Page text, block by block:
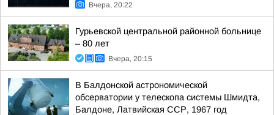
Вчера, 20:22
Гурьевской центральной районной больнице
– 80 лет
Вчера, 20:15
В Балдонской астрономической
обсерватории у телескопа системы Шмидта,
Балдоне, Латвийская ССР, 1967 год